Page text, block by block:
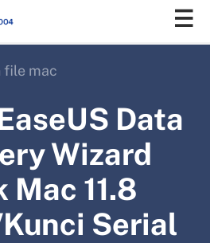
file mac
Data
Wizard
Mac 11.8
Serial